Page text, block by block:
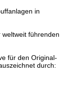
in
führenden
für den Original-
durch: